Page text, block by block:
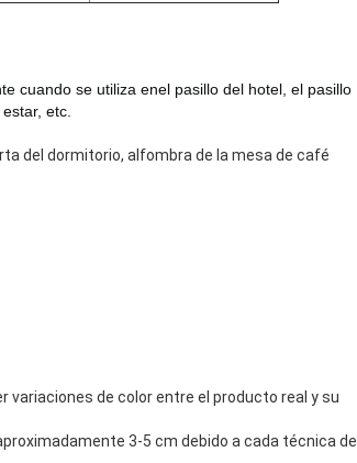
cuando se utiliza enel pasillo del hotel, el pasillo
etc.
del dormitorio, alfombra de la mesa de café
variaciones de color entre el producto real y su
3-5 cm debido a cada técnica de